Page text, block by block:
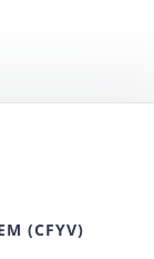
(CFYV)